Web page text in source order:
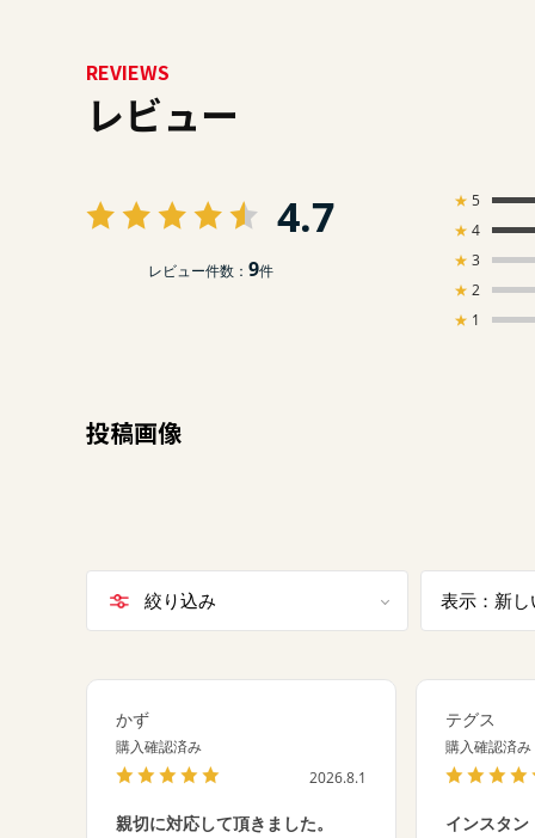
REVIEWS
レビュー
4.7
レビュー件数： 9件
★ 5
★ 4
★ 3
★ 2
★ 1
投稿画像
絞り込み 表示：新し
かず
購入確認済み
2026.8.1
親切に対応して頂きました。
テグス
購入確認済み
インスタ